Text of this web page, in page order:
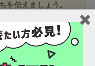
を伝えましょう。